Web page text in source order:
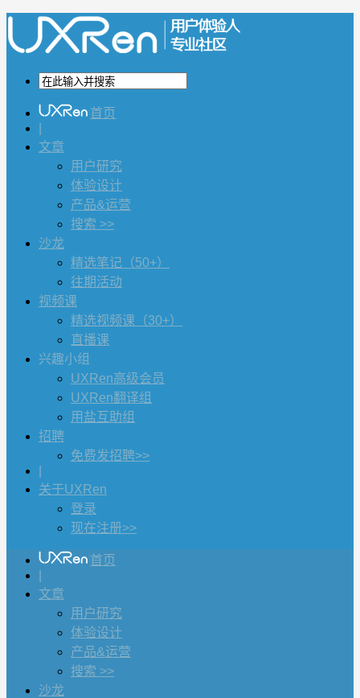
首页
文章
用户研究
体验设计
产品&运营
搜索 >>
沙龙
精选笔记（50+）
往期活动
视频课
精选视频课（30+）
直播课
兴趣小组
UXRen高级会员
UXRen翻译组
用盐互助组
招聘
免费发招聘>>
关于UXRen
登录
现在注册>>
首页
文章
用户研究
体验设计
产品&运营
搜索 >>
沙龙